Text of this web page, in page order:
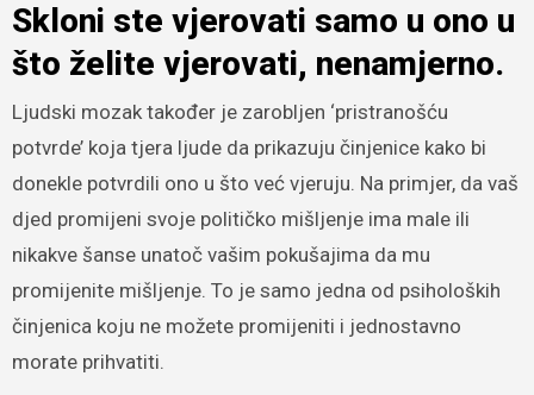
Skloni ste vjerovati samo u ono u
što želite vjerovati, nenamjerno.
Ljudski mozak također je zarobljen ‘pristranošću
potvrde’ koja tjera ljude da prikazuju činjenice kako bi
donekle potvrdili ono u što već vjeruju. Na primjer, da vaš
djed promijeni svoje političko mišljenje ima male ili
nikakve šanse unatoč vašim pokušajima da mu
promijenite mišljenje. To je samo jedna od psiholoških
činjenica koju ne možete promijeniti i jednostavno
morate prihvatiti.